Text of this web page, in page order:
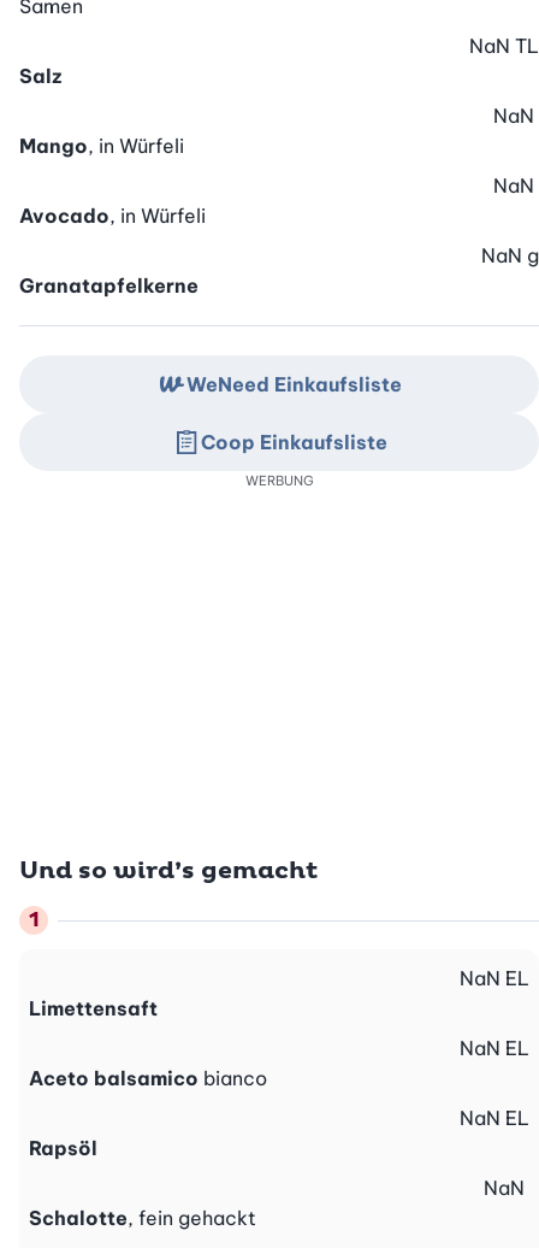
Samen
Salz
NaN TL
Mango, in Würfeli
NaN
Avocado, in Würfeli
NaN
Granatapfelkerne
NaN g
Und so wird’s gemacht
Limettensaft
NaN EL
Aceto balsamico bianco
NaN EL
Rapsöl
NaN EL
Schalotte, fein gehackt
NaN
WeNeed Einkaufsliste
Coop Einkaufsliste
WERBUNG